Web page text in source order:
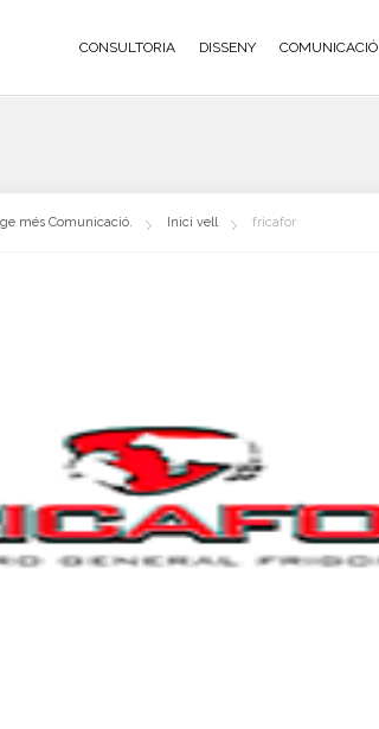
CONSULTORIA DISSENY COMUNICACIÓ
més Comunicació. Inici vell fricafor